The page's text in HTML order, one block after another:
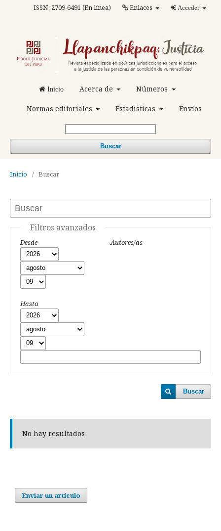
Inicio Acerca de Números
Normas editoriales Estadísticas Envíos
Buscar
ISSN: 2709-6491 (En línea) Enlaces Acceder
Inicio / Buscar
Filtros avanzados
Desde
Hasta
Autores/as
Buscar
No hay resultados
Enviar un artículo